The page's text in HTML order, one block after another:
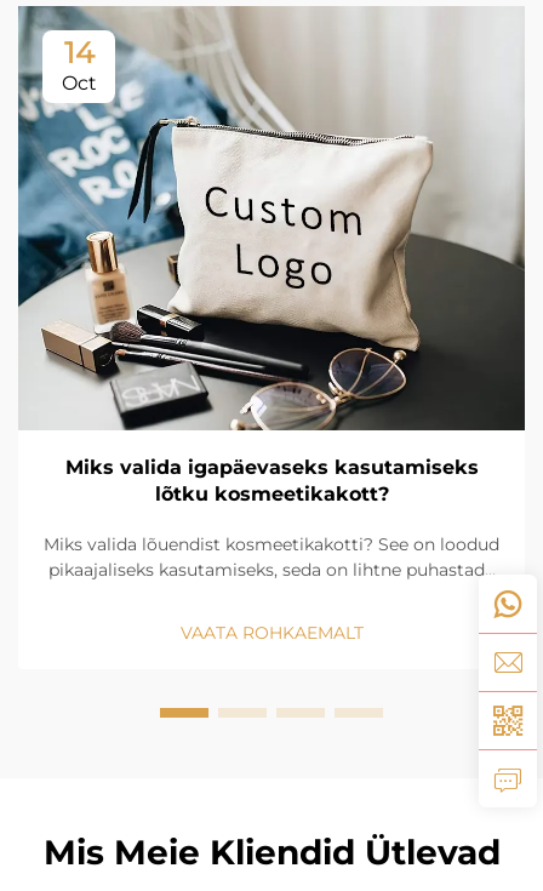
14
Oct
Miks valida igapäevaseks kasutamiseks
lõtku kosmeetikakott?
Miks valida lõuendist kosmeetikakotti? See on loodud
pikaajaliseks kasutamiseks, seda on lihtne puhastada
vajalikke asju madala hooldustasemega, vastupidava
lahendusega. Avasta nutikas uuendus juba täna.
VAATA ROHKAEMALT
Mis Meie Kliendid Ütlevad